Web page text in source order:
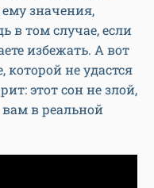
значения,
в том случае, если
избежать. А вот
которой не удастся
этот сон не злой,
в реальной